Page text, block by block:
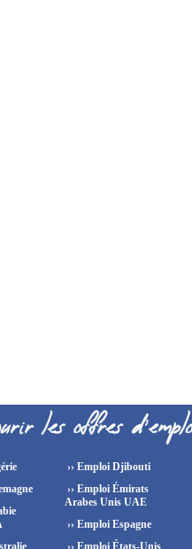
›› Emploi Djibouti
›› Emploi Émirats
Arabes Unis UAE
›› Emploi Espagne
›› Emploi États-Unis